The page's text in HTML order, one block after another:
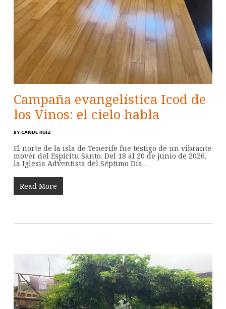
Campaña evangelística Icod de
los Vinos: el cielo habla
BY CANDE RUÍZ
El norte de la isla de Tenerife fue testigo de un vibrante
mover del Espíritu Santo. Del 18 al 20 de junio de 2026,
la Iglesia Adventista del Séptimo Día…
Read More